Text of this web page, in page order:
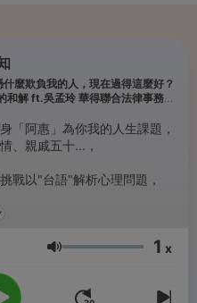
麼欺負我的人，現在過得這麼好？
和解 ft.吳孟玲 華得聯合法律事務所
「阿惠」為你我的人生課題，
、親戚五十...，
戰以"台語"解析心理問題，
Volume 1 x